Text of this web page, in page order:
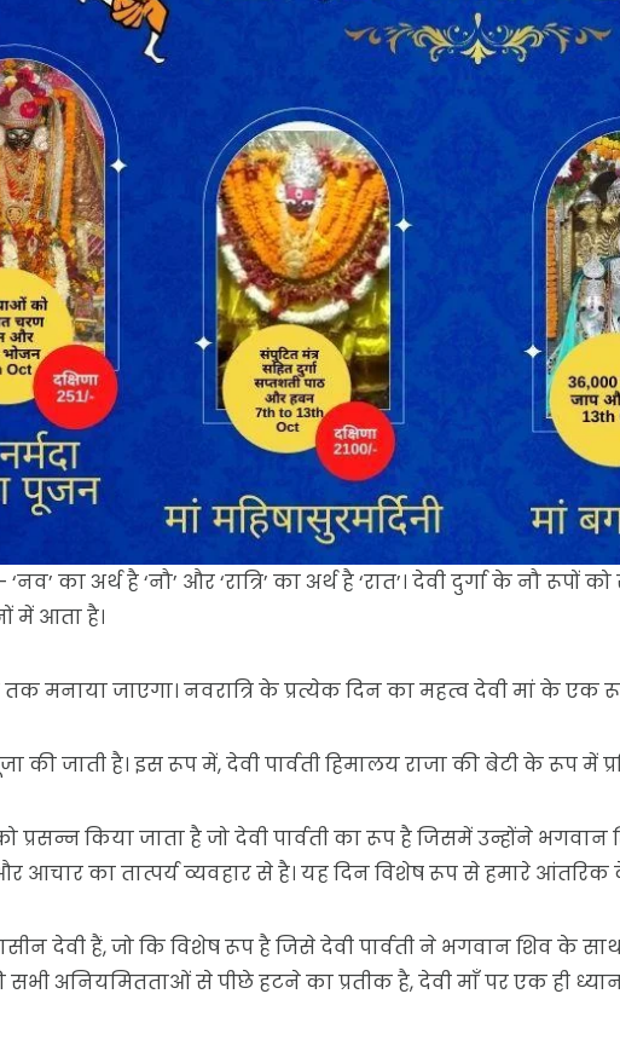
‘नव’ का अर्थ है ‘नौ’ और ‘रात्रि’ का अर्थ है ‘रात’। देवी दुर्गा के नौ
में आता है।
तक मनाया जाएगा। नवरात्रि के प्रत्येक दिन का महत्व देवी मां के एक
की जाती है। इस रूप में, देवी पार्वती हिमालय राजा की बेटी के रूप में
प्रसन्न किया जाता है जो देवी पार्वती का रूप है जिसमें उन्होंने
आचार का तात्पर्य व्यवहार से है। यह दिन विशेष रूप से हमारे
देवी हैं, जो कि विशेष रूप है जिसे देवी पार्वती ने भगवान शिव के
सभी अनियमितताओं से पीछे हटने का प्रतीक है, देवी माँ पर एक ही